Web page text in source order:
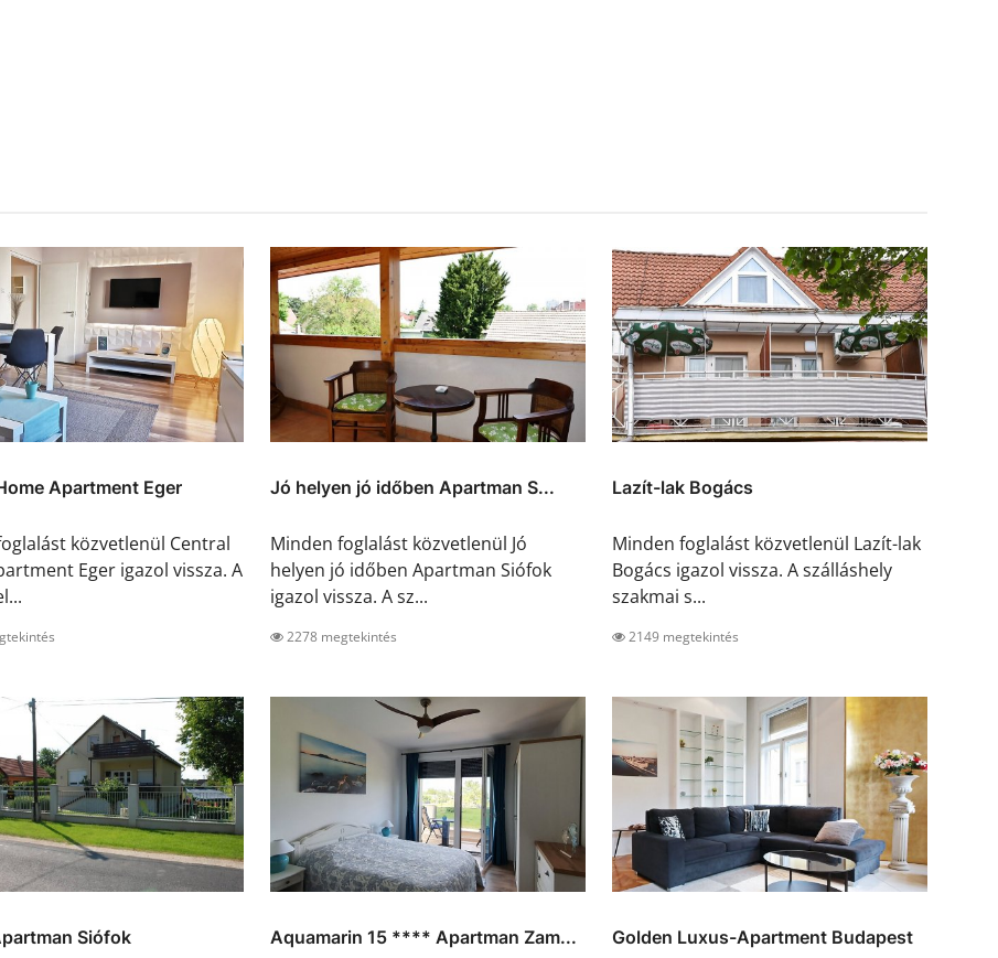
Apartment Eger
közvetlenül Central
Eger igazol vissza. A
Jó helyen jó időben Apartman S...
Minden foglalást közvetlenül Jó
helyen jó időben Apartman Siófok
igazol vissza. A sz...
2278 megtekintés
Lazít-lak Bogács
Minden foglalást közvetlenül Lazít-lak
Bogács igazol vissza. A szálláshely
szakmai s...
2149 megtekintés
Siófok Aquamarin 15 **** Apartman Zam... Golden Luxus-Apartment Budapest